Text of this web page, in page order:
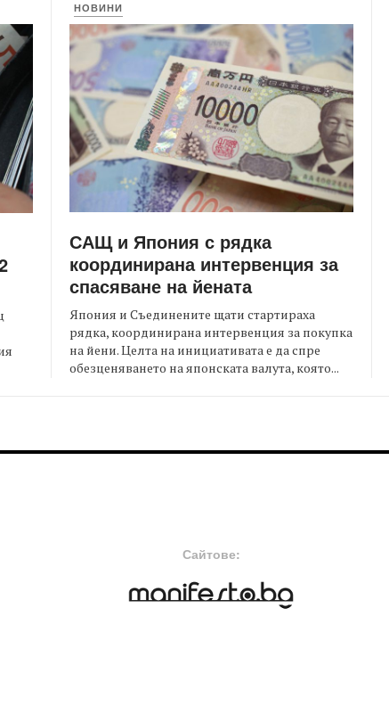
НОВИНИ
САЩ и Япония с рядка
координирана интервенция за
спасяване на йената
Япония и Съединените щати стартираха
рядка, координирана интервенция за покупка
на йени. Целта на инициативата е да спре
обезценяването на японската валута, която...
Сайтове: